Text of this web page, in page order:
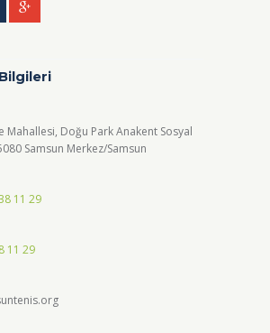
Mahallesi, Doğu Park Anakent Sosyal
Samsun Merkez/Samsun
11 29
11 29